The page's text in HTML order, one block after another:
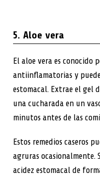
5. Aloe vera
El aloe vera es conocido
antiinflamatorias y
estomacal. Extrae el gel
una cucharada en un
minutos antes de las
Estos remedios caseros
agruras ocasionalmente.
acidez estomacal de